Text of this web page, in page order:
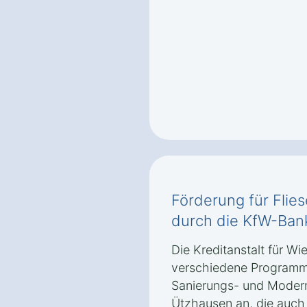
Förderung für
durch die KfW-
Die Kreditanstalt für
verschiedene
Sanierungs- und
Ützhausen an, die